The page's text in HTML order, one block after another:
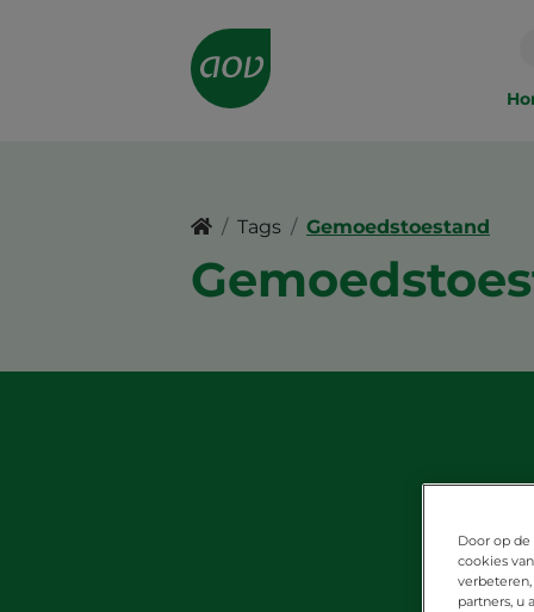
navigation
Tags Gemoedstoestand
Door op
cookies
partners, u